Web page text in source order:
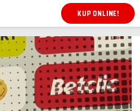
KUP ONLINE!